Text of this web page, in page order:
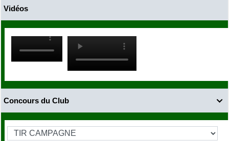
Vidéos

Concours du Club